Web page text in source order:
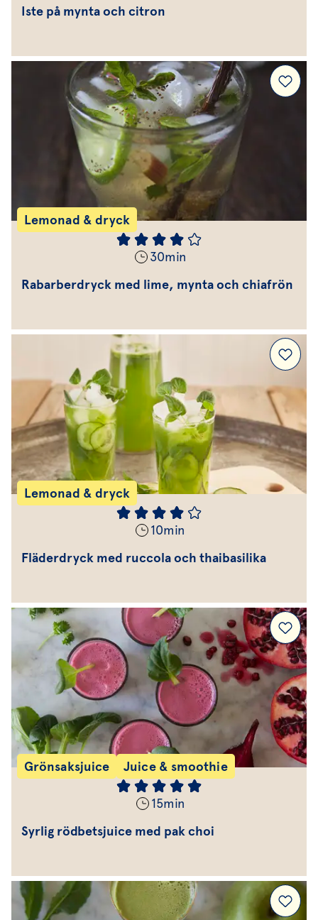
Iste på mynta och citron
Lemonad & dryck
30min
Rabarberdryck med lime, mynta och chiafrön
Lemonad & dryck
10min
Fläderdryck med ruccola och thaibasilika
Grönsaksjuice Juice & smoothie
15min
Syrlig rödbetsjuice med pak choi